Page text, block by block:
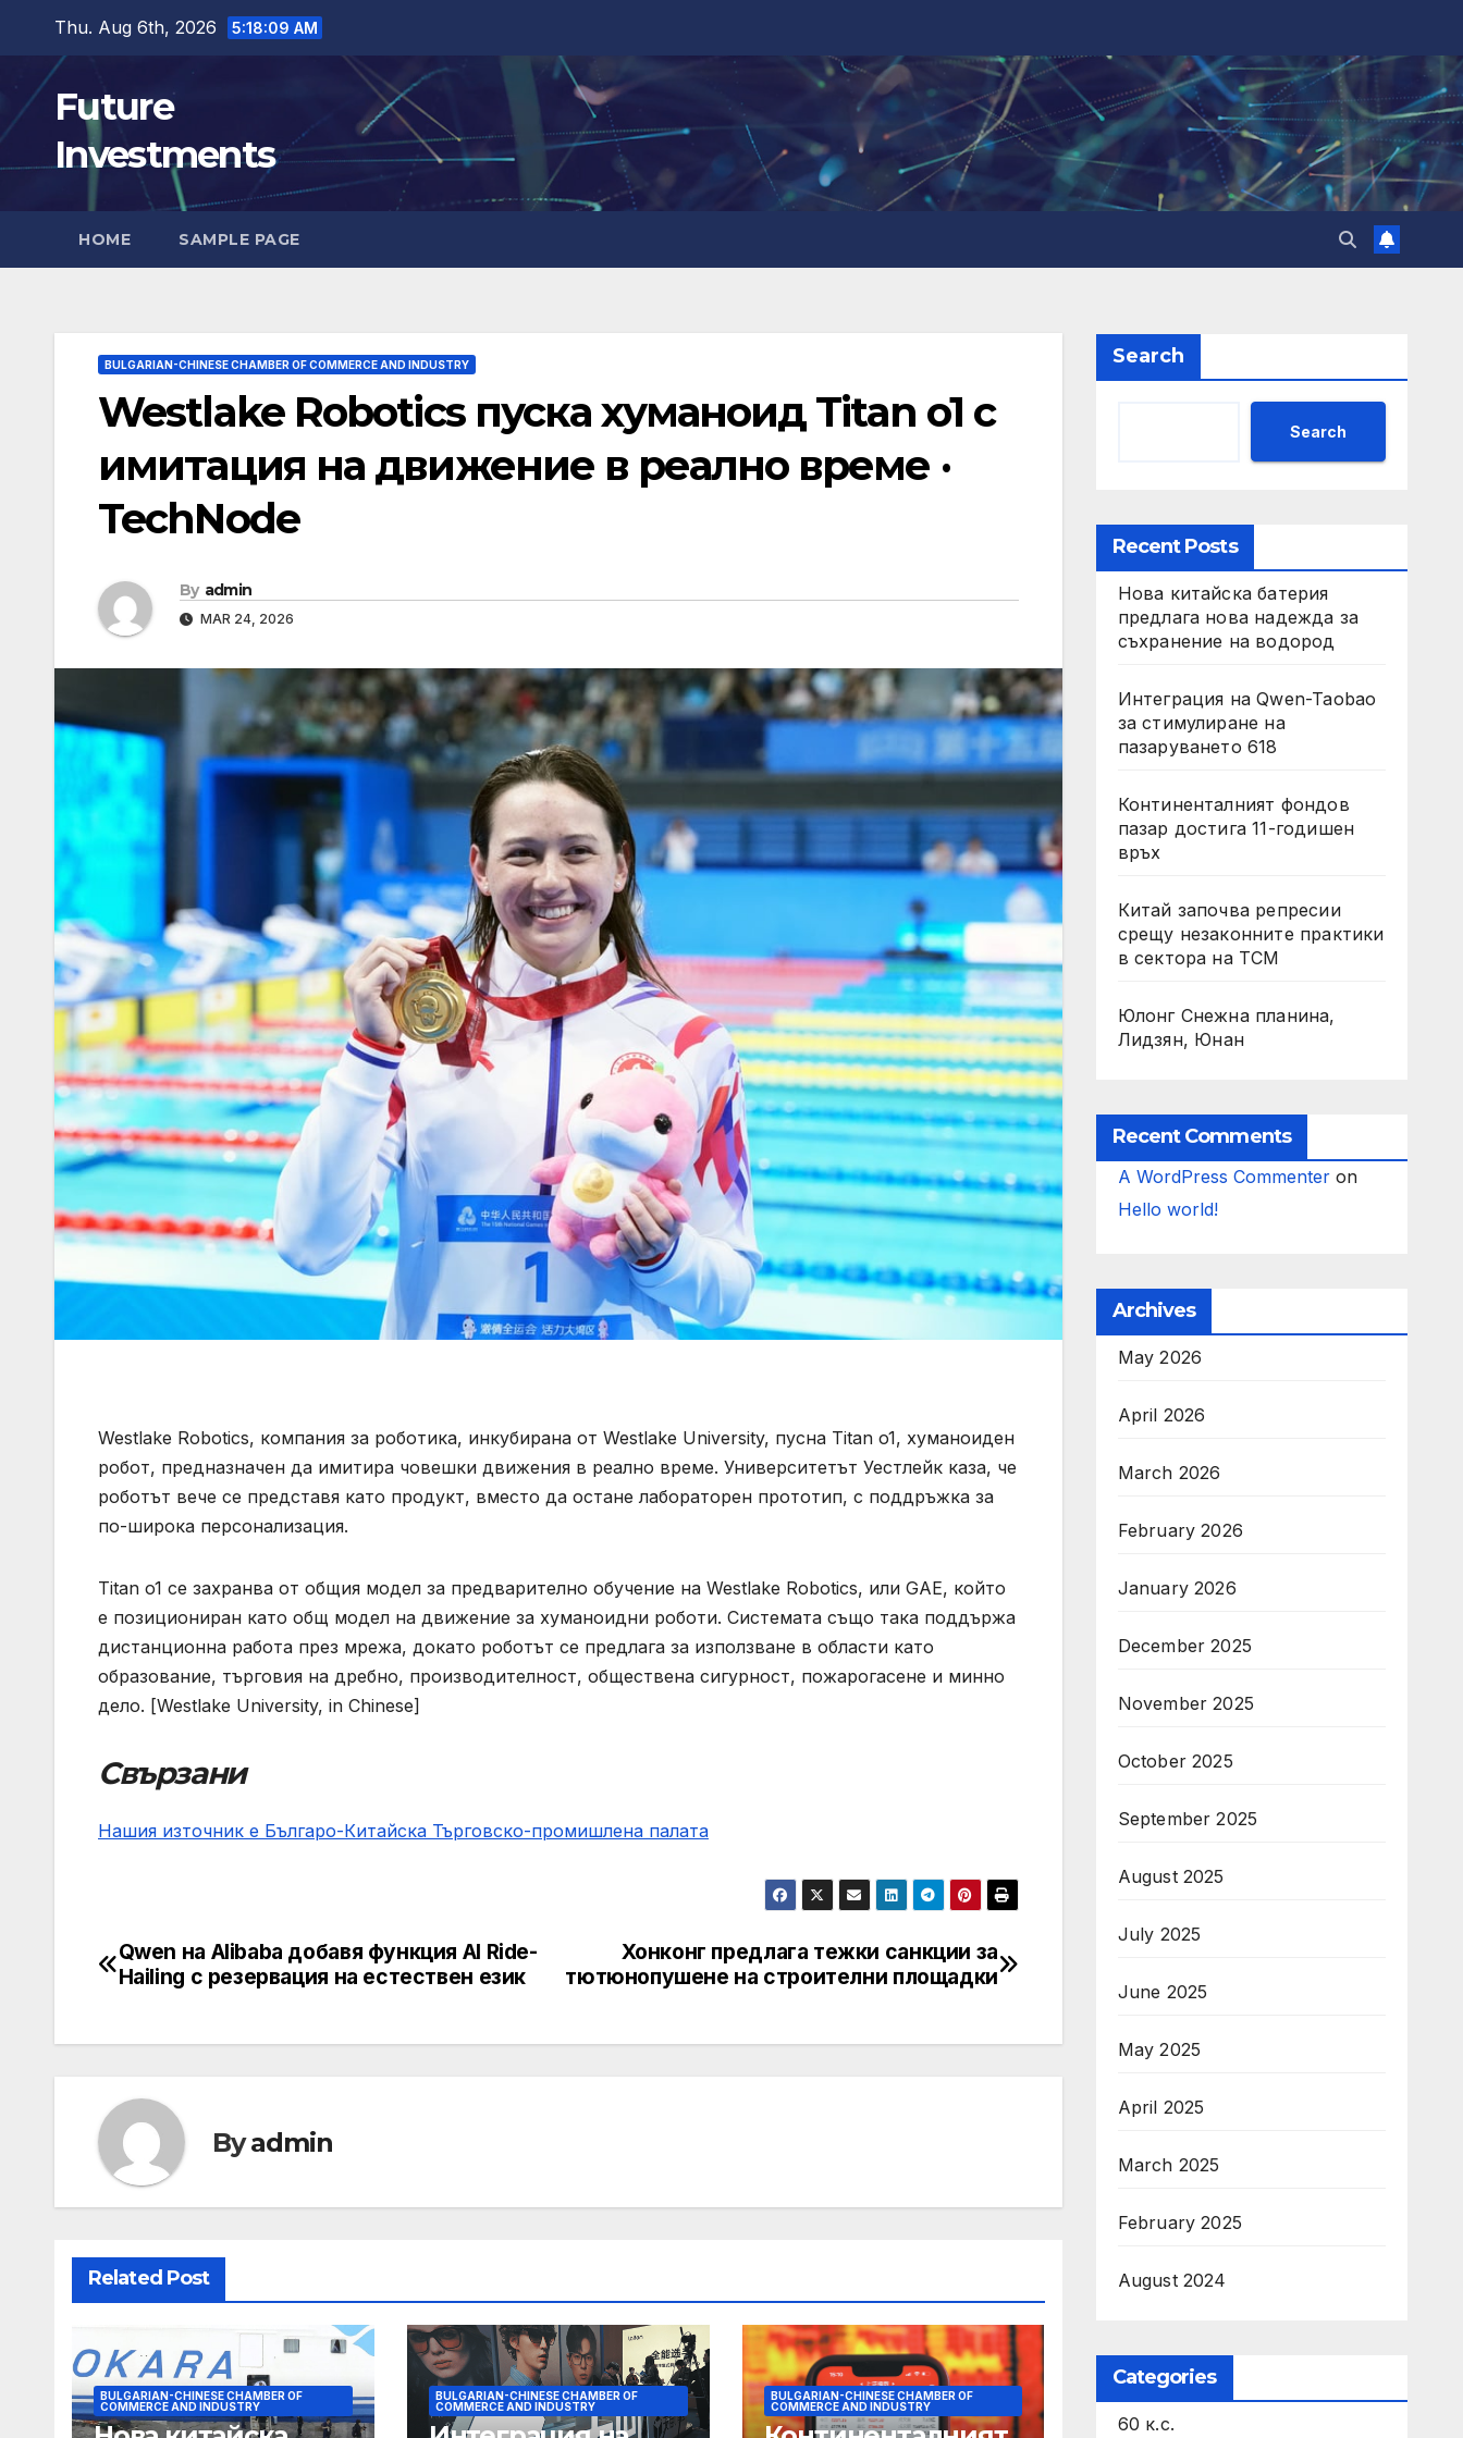
content
Thu. Aug 6th, 2026 5:18:10 AM
Future
Investments
HOME SAMPLE PAGE
BULGARIAN-CHINESE CHAMBER OF COMMERCE AND INDUSTRY
Westlake Robotics пуска хуманоид Titan o1 с
имитация на движение в реално време ·
TechNode
By admin
MAR 24, 2026
Westlake Robotics, компания за роботика, инкубирана от Westlake University, пусна Titan o1, хуманоиден
робот, предназначен да имитира човешки движения в реално време. Университетът Уестлейк каза, че
роботът вече се представя като продукт, вместо да остане лабораторен прототип, с поддръжка за
по-широка персонализация.
Titan o1 се захранва от общия модел за предварително обучение на Westlake Robotics, или GAE, който
е позициониран като общ модел на движение за хуманоидни роботи. Системата също така поддържа
дистанционна работа през мрежа, докато роботът се предлага за използване в области като
образование, търговия на дребно, производителност, обществена сигурност, пожарогасене и минно
дело. [Westlake University, in Chinese]
Свързани
Нашия източник е Българо-Китайска Търговско-промишлена палaта
Post
Хонконг предлага тежки санкции за
тютюнопушене на строителни площадки
Qwen на Alibaba добавя функция AI Ride-
Hailing с резервация на естествен език
Byadmin
Related Post
BULGARIAN-CHINESE CHAMBER OF
COMMERCE AND INDUSTRY
BULGARIAN-CHINESE CHAMBER OF
COMMERCE AND INDUSTRY
BULGARIAN-CHINESE CHAMBER OF
COMMERCE AND INDUSTRY
Search
Search
Recent Posts
Нова китайска батерия
предлага нова надежда за
съхранение на водород
Интеграция на Qwen-Taobao
за стимулиране на
пазаруването 618
Континенталният фондов
пазар достига 11-годишен
връх
Китай започва репресии
срещу незаконните практики
в сектора на TCM
Юлонг Снежна планина,
Лидзян, Юнан
Recent Comments
A WordPress Commenteron
Hello world!
Archives
May 2026
April 2026
March 2026
February 2026
January 2026
December 2025
November 2025
October 2025
September 2025
August 2025
July 2025
June 2025
May 2025
April 2025
March 2025
February 2025
August 2024
Categories
60 к.с.